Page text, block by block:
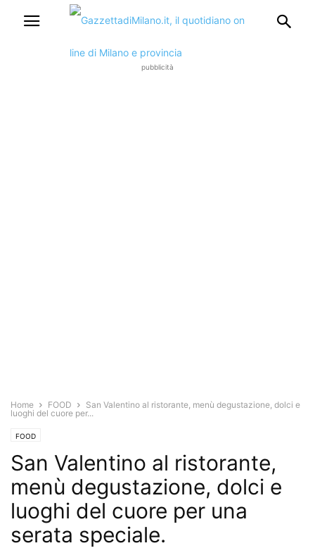
pubblicità
Home FOOD
San Valentino al ristorante, menù degustazione, dolci e
luoghi del cuore per...
FOOD
San Valentino al ristorante,
menù degustazione, dolci e
luoghi del cuore per una
serata speciale.